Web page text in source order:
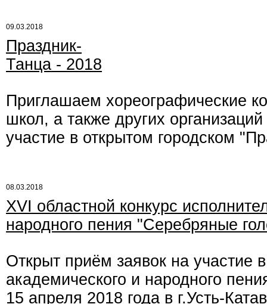
09.03.2018
Праздник-
Танца - 2018
Приглашаем хореографические
школ, а также других
участие в открытом городском
08.03.2018
XVI областной конкурс
народного пения "Серебряные
Открыт приём заявок на участие
академического и народного
15 апреля 2018 года в г.Усть-Катав